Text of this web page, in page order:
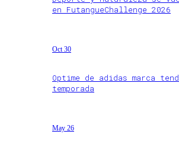
en FutangueChallenge 2026
Oct 30
Optime de adidas marca
temporada
May 26